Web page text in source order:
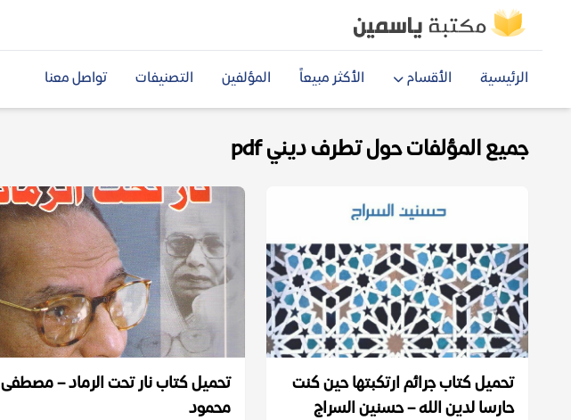
الرئيسية الأقسام الأكثر مبيعاً المؤلفين التصنيفات تواصل معنا
جميع المؤلفات حول تطرف ديني pdf
تحميل كتاب جرائم ارتكبتها حين كنت
حارسا لدين الله – حسنين السراج
تحميل كتاب نار تحت الرماد – مصطفى
محمود